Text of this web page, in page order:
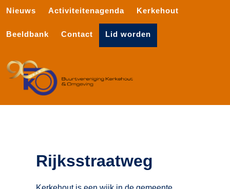
Nieuws Activiteitenagenda Kerkehout
Beeldbank Contact Lid worden
Rijksstraatweg